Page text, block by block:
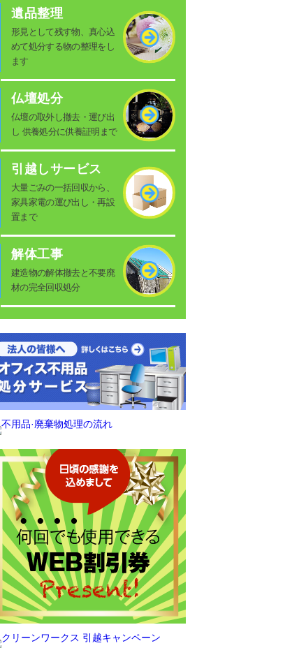
遺品整理
形見として残す物、真心込
めて処分する物の整理をし
ます
仏壇処分
仏壇の取外し撤去・運び出
し 供養処分に供養証明まで
引越しサービス
大量ごみの一括回収から、
家具家電の運び出し・再設
置まで
解体工事
建造物の解体撤去と不要廃
材の完全回収処分